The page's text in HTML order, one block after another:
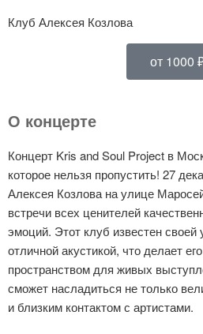
Клуб Алексея Козлова
от 1000
О концерте
Концерт Kris and Soul Project в
которое нельзя пропустить! 27
Алексея Козлова на улице
встречи всех ценителей
эмоций. Этот клуб известен
отличной акустикой, что делает
пространством для живых
сможет насладиться не только
и близким контактом с артистами.